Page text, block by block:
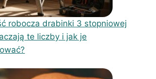
robocza drabinki 3 stopniowej
te liczby i jak je